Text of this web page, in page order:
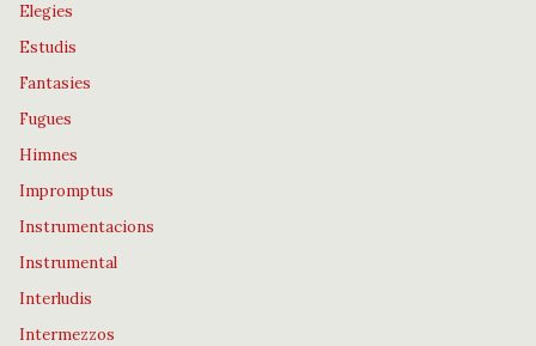
Elegies
Estudis
Fantasies
Fugues
Himnes
Impromptus
Instrumentacions
Instrumental
Interludis
Intermezzos